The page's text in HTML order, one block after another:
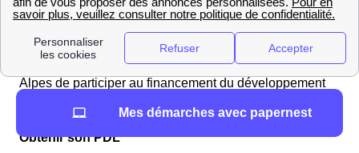
production par panneaux photovoltaïques, éoliennes
etc.). Ainsi, l'électricité que les Orbeillois recevront sera
un mélanged'énergie verte et classique
. C'est donc
une façon pour les consommateurs en Auvergne-Rhône-
Alpes de participer au financement du développement
Obtenir son PDL
Mes démarches avec papernest